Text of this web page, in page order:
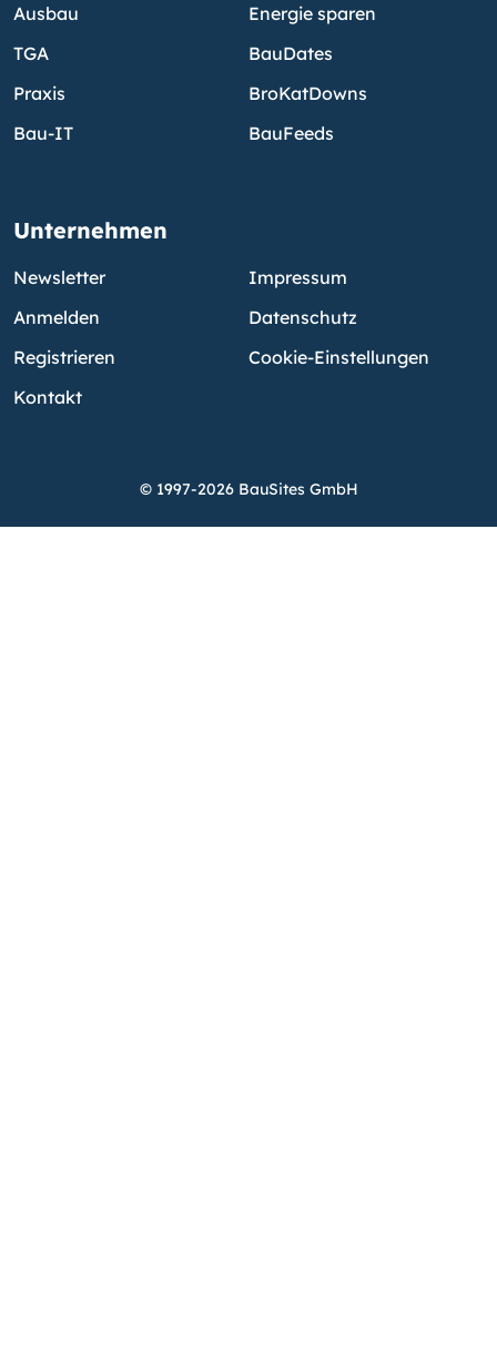
Ausbau
TGA
Praxis
Bau-IT
Energie sparen
BauDates
BroKatDowns
BauFeeds
Unternehmen
Newsletter
Anmelden
Registrieren
Kontakt
Impressum
Datenschutz
Cookie-Einstellungen
© 1997-2026 BauSites GmbH